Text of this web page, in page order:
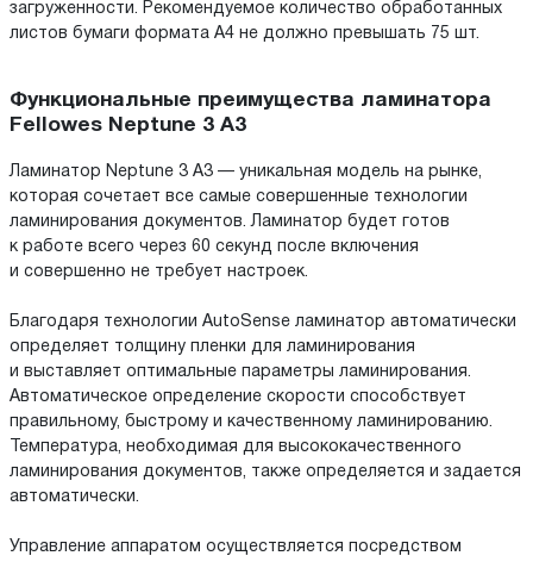
загруженности. Рекомендуемое количество обработанных
листов бумаги формата А4 не должно превышать 75 шт.
Функциональные преимущества ламинатора
Fellowes Neptune 3 A3
Ламинатор Neptune 3 А3 — уникальная модель на рынке,
которая сочетает все самые совершенные технологии
ламинирования документов. Ламинатор будет готов
к работе всего через 60 секунд после включения
и совершенно не требует настроек.
Благодаря технологии AutoSense ламинатор автоматически
определяет толщину пленки для ламинирования
и выставляет оптимальные параметры ламинирования.
Автоматическое определение скорости способствует
правильному, быстрому и качественному ламинированию.
Температура, необходимая для высококачественного
ламинирования документов, также определяется и задается
автоматически.
Управление аппаратом осуществляется посредством